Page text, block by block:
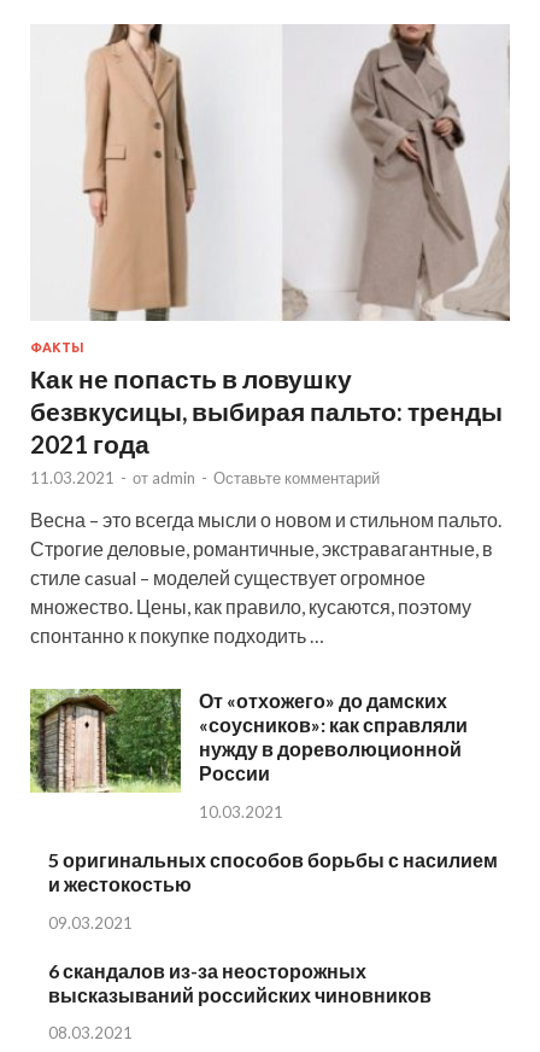
ФАКТЫ
Как не попасть в ловушку
безвкусицы, выбирая пальто: тренды
2021 года
11.03.2021 - от admin - Оставьте комментарий
Весна – это всегда мысли о новом и стильном пальто.
Строгие деловые, романтичные, экстравагантные, в
стиле casual – моделей существует огромное
множество. Цены, как правило, кусаются, поэтому
спонтанно к покупке подходить …
От «отхожего» до дамских
«соусников»: как справляли
нужду в дореволюционной
России
10.03.2021
5 оригинальных способов борьбы с насилием
и жестокостью
09.03.2021
6 скандалов из-за неосторожных
высказываний российских чиновников
08.03.2021